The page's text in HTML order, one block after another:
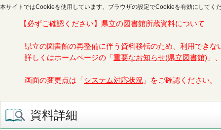
本サイトではCookieを使用しています。ブラウザの設定でCookieを有効にしてく
【必ずご確認ください】県立の図書館所蔵資料について
県立の図書館の再整備に伴う資料移転のため、利用できな
詳しくはホームページの「 重要なお知らせ(県立図書館) 」
画面の変更点は「 システム対応状況 」をご確認ください。
資料詳細